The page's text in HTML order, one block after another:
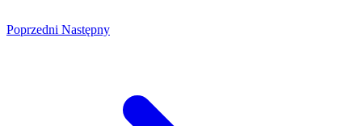
Poprzedni Następny